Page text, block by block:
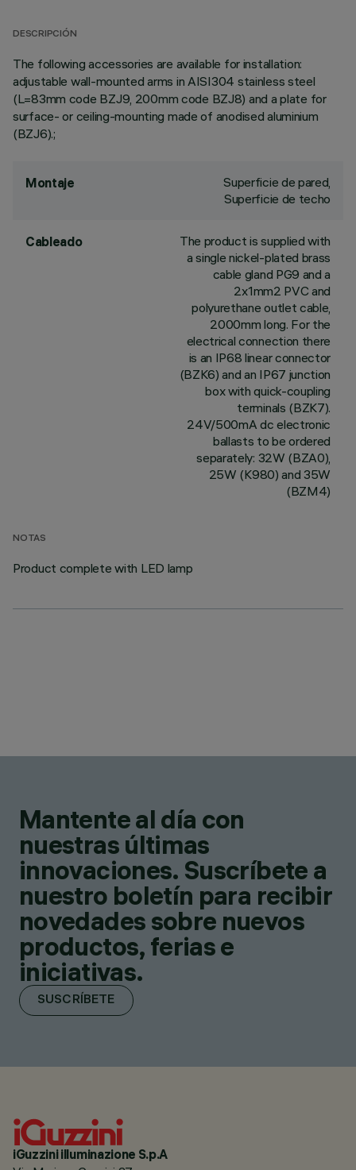
DESCRIPCIÓN
The following accessories are available for installation:
adjustable wall-mounted arms in AISI304 stainless steel
(L=83mm code BZJ9, 200mm code BZJ8) and a plate for
surface- or ceiling-mounting made of anodised aluminium
(BZJ6).;
Montaje
Superficie de pared,
Superficie de techo
Cableado
The product is supplied with
a single nickel-plated brass
cable gland PG9 and a
2x1mm2 PVC and
polyurethane outlet cable,
2000mm long. For the
electrical connection there
is an IP68 linear connector
(BZK6) and an IP67 junction
box with quick-coupling
terminals (BZK7).
24V/500mA dc electronic
ballasts to be ordered
separately: 32W (BZA0),
25W (K980) and 35W
(BZM4)
NOTAS
Product complete with LED lamp
Mantente al día con
nuestras últimas
innovaciones. Suscríbete a
nuestro boletín para recibir
novedades sobre nuevos
productos, ferias e
iniciativas.
SUSCRÍBETE
iGuzzini illuminazione S.p.A